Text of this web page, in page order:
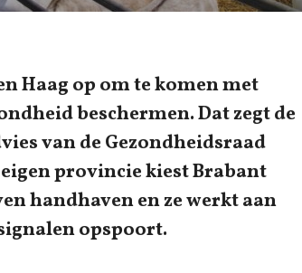
Haag op om te komen met
beschermen. Dat zegt de
van de Gezondheidsraad
provincie kiest Brabant
handhaven en ze werkt aan
opspoort.